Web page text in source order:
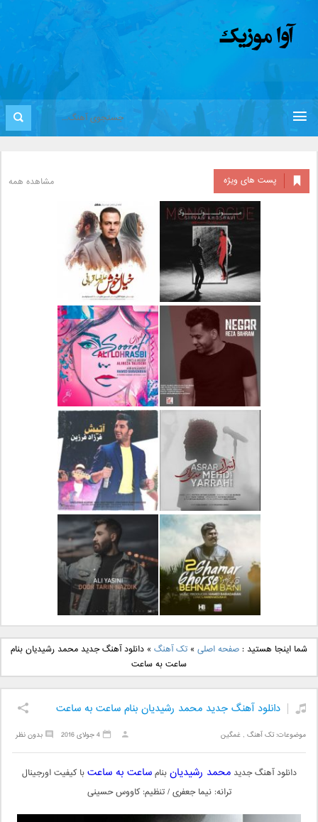
پست های ویژه مشاهده همه
دانلود آلبوم جدید سیروان
خسروی بنام مونولوگ
دانلود آهنگ جدید علیرضا
قربانی بنام خیال خوش
دانلود آهنگ جدید رضا
بهرام بنام نگار
دانلود آهنگ جدید علی
لهراسبی بنام صورت
دانلود آهنگ جدید مهدی
یراحی بنام اسرار
دانلود آهنگ جدید فرزاد
فرزین بنام آتیش
دانلود آهنگ جدید بهنام
بانی بنام قرص قمر 2
دانلود آهنگ جدید علی
یاسینی بنام دورترین نزدیک
شما اینجا هستید :صفحه اصلی »تک آهنگ »دانلود آهنگ جدید محمد رشیدیان بنام
ساعت به ساعت
دانلود آهنگ جدید محمد رشیدیان بنام ساعت به ساعت
موضوعات:تک آهنگ ,غمگین بدون نظر 4 جولای 2016
دانلود آهنگ جدیدمحمد رشیدیانبنامساعت به ساعتبا کیفیت اورجینال
ترانه: نیما جعفری / تنظیم: کاووس حسینی